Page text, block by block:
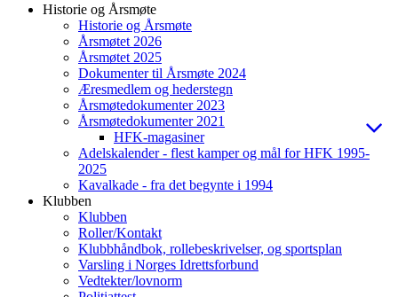
Historie og Årsmøte
Historie og Årsmøte
Årsmøtet 2026
Årsmøtet 2025
Dokumenter til Årsmøte 2024
Æresmedlem og hederstegn
Årsmøtedokumenter 2023
Årsmøtedokumenter 2021
HFK-magasiner
Adelskalender - flest kamper og mål for HFK 1995-
2025
Kavalkade - fra det begynte i 1994
Klubben
Klubben
Roller/Kontakt
Klubbhåndbok, rollebeskrivelser, og sportsplan
Varsling i Norges Idrettsforbund
Vedtekter/lovnorm